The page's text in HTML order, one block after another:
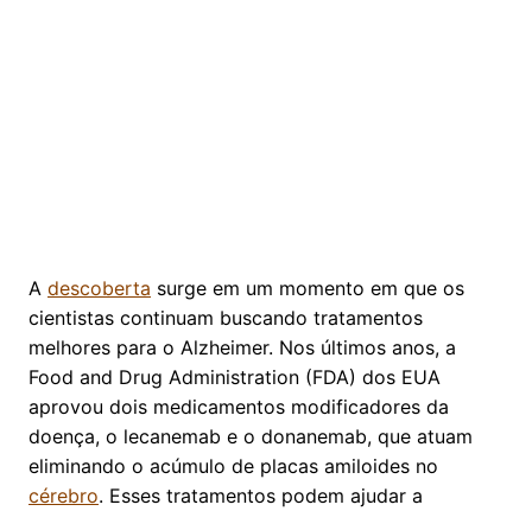
A descoberta surge em um momento em que os
cientistas continuam buscando tratamentos
melhores para o Alzheimer. Nos últimos anos, a
Food and Drug Administration (FDA) dos EUA
aprovou dois medicamentos modificadores da
doença, o lecanemab e o donanemab, que atuam
eliminando o acúmulo de placas amiloides no
cérebro. Esses tratamentos podem ajudar a